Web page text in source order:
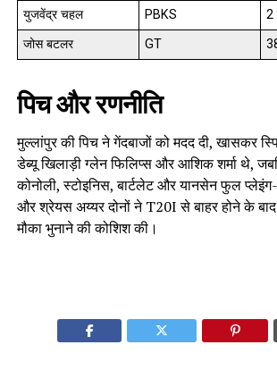
युजवेंद्र चहल
PBKS
2
जोस बटलर
GT
पिच और रणनीति
मुल्लांपुर की पिच ने गेंदबाजों को मदद दी, खासकर
डेब्यू खिलाड़ी ग्लेन फिलिप्स और आशिक शर्मा थे,
कोनोली, स्टोइनिस, बार्टलेट और यानसेन फुल
और श्रेयस अय्यर दोनों ने T20I से बाहर होने के
मौका भुनाने की कोशिश की।